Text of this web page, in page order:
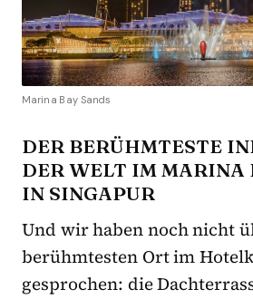
Marina Bay Sands
DER BERÜHMTESTE
DER WELT IM MARINA
IN SINGAPUR
Und wir haben noch nicht
berühmtesten Ort im
gesprochen: die